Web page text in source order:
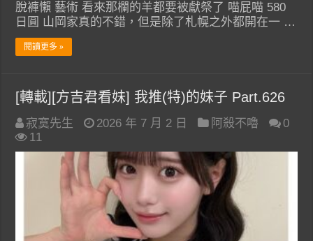
脫褲懶 藝術 看來那欄的羊都要被獻祭了 喵屁喵 580
日圓 山岡家真的不錯，但是除了札幌之外都開在一 …
閱讀更多 »
[轉載][方吉君看妹] 我推(特)的妹子 Part.626
寂寞先生 2026 年 7 月 2 日 阿殺不嚕
0
11